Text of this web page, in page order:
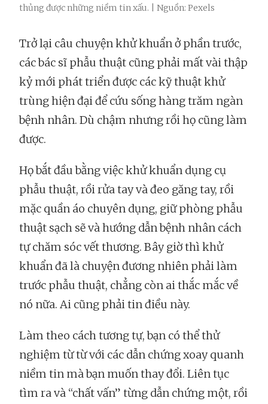
thủng được những niềm tin xấu. | Nguồn: Pexels
Trở lại câu chuyện khử khuẩn ở phần trước,
các bác sĩ phẫu thuật cũng phải mất vài thập
kỷ mới phát triển được các kỹ thuật khử
trùng hiện đại để cứu sống hàng trăm ngàn
bệnh nhân. Dù chậm nhưng rồi họ cũng làm
được.
Họ bắt đầu bằng việc khử khuẩn dụng cụ
phẫu thuật, rồi rửa tay và đeo găng tay, rồi
mặc quần áo chuyên dụng, giữ phòng phẫu
thuật sạch sẽ và hướng dẫn bệnh nhân cách
tự chăm sóc vết thương. Bây giờ thì khử
khuẩn đã là chuyện đương nhiên phải làm
trước phẫu thuật, chẳng còn ai thắc mắc về
nó nữa. Ai cũng phải tin điều này.
Làm theo cách tương tự, bạn có thể thử
nghiệm từ từ với các dẫn chứng xoay quanh
niềm tin mà bạn muốn thay đổi. Liên tục
tìm ra và “chất vấn” từng dẫn chứng một, rồi